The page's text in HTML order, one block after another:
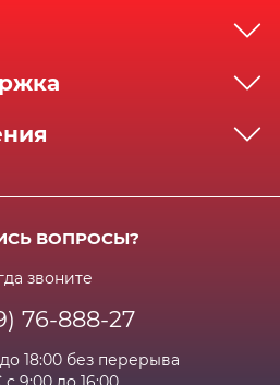
ВОПРОСЫ?
звоните
76-888-27
18:00 без перерыва